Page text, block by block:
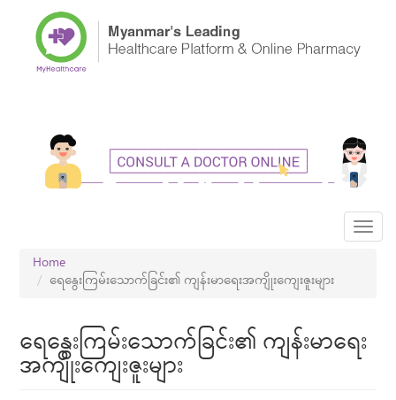
content
Home
ရေနွေးကြမ်းသောက်ခြင်း၏ ကျန်းမာရေးအကျိုးကျေးဇူးများ
ရေနွေးကြမ်းသောက်ခြင်း၏ ကျန်းမာရေး
အကျိုးကျေးဇူးများ